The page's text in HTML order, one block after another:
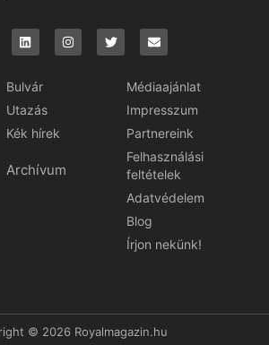
Bulvár
Utazás
Kék hírek
Archívum
Médiaajánlat
Impresszum
Partnereink
Felhasználási
feltételek
Adatvédelem
Blog
Írjon nekünk!
© 2026 Royalmagazin.hu